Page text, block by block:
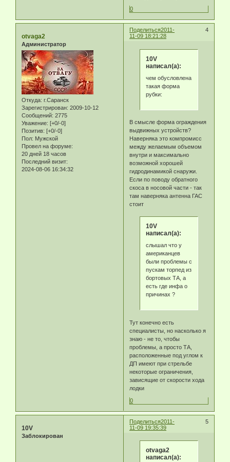
0
Поделиться 4
2011-
11-09 18:21:28
otvaga2
Администратор
Откуда: г.Саранск
Зарегистрирован: 2009-10-12
Сообщений: 2775
Уважение: [+0/-0]
Позитив: [+0/-0]
Пол: Мужской
Провел на форуме:
20 дней 18 часов
Последний визит:
2024-08-06 16:34:32
10V
написал(а):
чем обусловлена
такая форма
рубки:
В смысле форма ограждения
выдвижных устройств?
Наверняка это компромисс
между желаемым объемом
внутри и максимально
возможной хорошей
гидродинамикой снаружи.
Если по поводу обратного
скоса в носовой части - так
там наверняка антенна ГАС
стоит
10V
написал(а):
слышал что у
американцев
были проблемы с
пускам торпед из
бортовых ТА, а
есть где инфа о
причинах ?
Тут конечно есть
специалисты, но насколько я
знаю - не то, чтобы
проблемы, а просто ТА,
расположенные под углом к
ДП имеют при стрельбе
некоторые ограничения,
зависящие от скорости хода
лодки
0
Поделиться 5
2011-
11-09 19:35:39
10V
Заблокирован
otvaga2
написал(а):